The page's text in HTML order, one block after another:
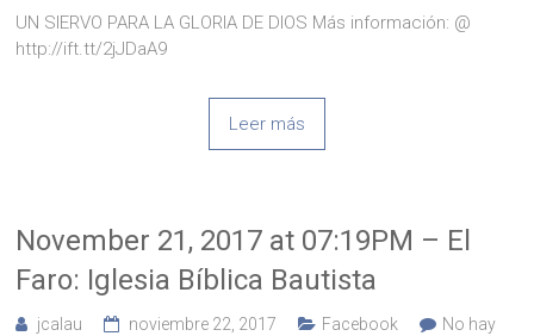
UN SIERVO PARA LA GLORIA DE DIOS Más información: @
http://ift.tt/2jJDaA9
Leer más
November 21, 2017 at 07:19PM – El
Faro: Iglesia Bíblica Bautista
jcalau noviembre 22, 2017 Facebook
No hay